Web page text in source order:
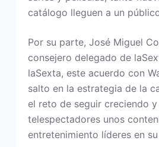
catálogo lleguen a un
Por su parte, José Miguel
consejero delegado de
laSexta, este acuerdo con
salto en la estrategia de la
el reto de seguir creciendo
telespectadores unos
entretenimiento líderes en